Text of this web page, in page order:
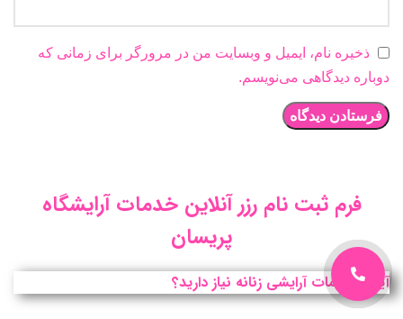
ذخیره نام، ایمیل و وبسایت من در مرورگر برای زمانی که
دوباره دیدگاهی می‌نویسم.
فرم ثبت نام رزر آنلاین خدمات آرایشگاه
پریسان
آیا به خدمات آرایشی زنانه نیاز دارید؟